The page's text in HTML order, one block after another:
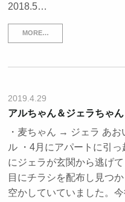
2018.5…
MORE…
2019.4.29
アルちゃん＆ジェラちゃん
・麦ちゃん → ジェラ あ
ル ・4月にアパートに引っ
にジェラが玄関から逃げ
目にチラシを配布し見つ
空かしていていました。